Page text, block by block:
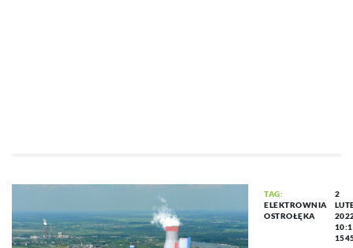
TAG:
ELEKTROWNIA
OSTROŁĘKA
2